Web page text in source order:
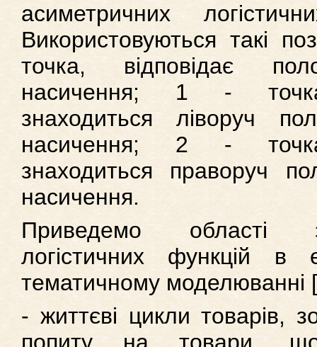
асиметричних
Використовуються такі
точка, відповідає
насичення; 1 -
знаходиться ліворуч
насичення; 2 -
знаходиться праворуч
насичення.
Приведемо області
логістичних функцій в
тематичному моделюванні
- життєві цикли товарів,